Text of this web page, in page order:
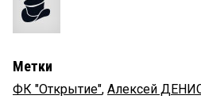
Метки
ФК "Открытие", Алексей